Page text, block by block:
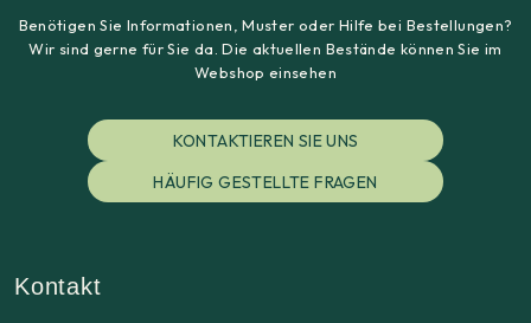
Benötigen Sie Informationen, Muster oder Hilfe bei Bestellungen?
Wir sind gerne für Sie da. Die aktuellen Bestände können Sie im
Webshop einsehen
KONTAKTIEREN SIE UNS
HÄUFIG GESTELLTE FRAGEN
Kontakt